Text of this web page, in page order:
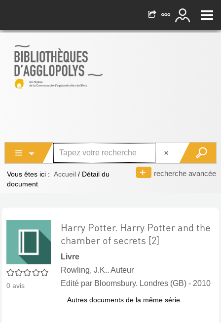
recherche avancée
Vous êtes ici : Accueil / Détail du
document
0/5
0 avis
Harry Potter. Harry Potter and the
chamber of secrets [2]
Livre
Rowling, J.K.. Auteur
Edité par Bloomsbury. Londres (GB) - 2010
Autres documents de la même série